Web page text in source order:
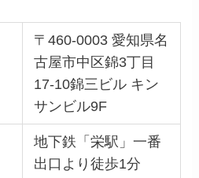
〒460-0003 愛知県名
古屋市中区錦3丁目
17-10錦三ビル キン
サンビル9F
地下鉄「栄駅」一番
出口より徒歩1分